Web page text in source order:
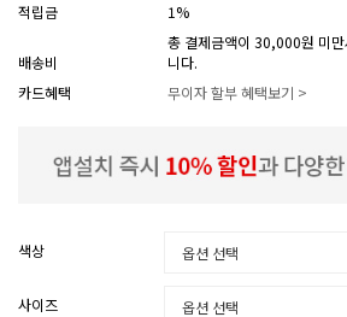
적립금 1%
배송비
총 결제금액이 30,000원 미
니다.
카드혜택
무이자 할부 혜택보기 >
색상
사이즈